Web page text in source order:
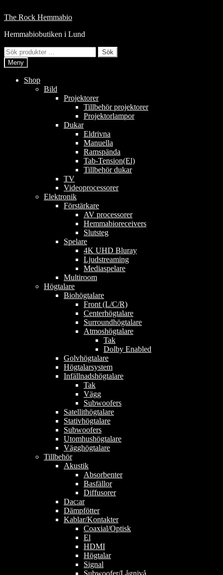
till
Hoppa
navigering
Hoppa
innehåll
The Rock Hemmabio
Hemmabiobutiken i Lund
Sök
efter:
Sök
Meny
Shop
Bild
Projektorer
Tillbehör projektorer
Projektorlampor
Dukar
Eldrivna
Manuella
Ramspända
Tab-Tension(El)
Tillbehör dukar
TV
Videoprocessorer
Elektronik
Förstärkare
AV processorer
Hemmabioreceivers
Slutsteg
Spelare
4K UHD Bluray
Ljudstreaming
Mediaspelare
Multiroom
Högtalare
Biohögtalare
Front (L/C/R)
Centerhögtalare
Surroundhögtalare
Atmoshögtalare
Tak
Dolby Enabled
Golvhögtalare
Högtalarsystem
Infällnadshögtalare
Tak
Vägg
Subwoofers
Satellithögtalare
Stativhögtalare
Subwoofers
Utomhushögtalare
Vägghögtalare
Tillbehör
Akustik
Absorbenter
Basfällor
Diffusorer
Dac:ar
Dämpfötter
Kablar/Kontakter
Coaxial/Optisk
El
HDMI
Högtalar
Signal
Subwoofer/Lågnivå